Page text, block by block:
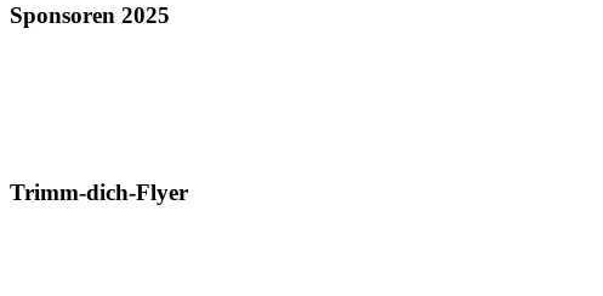
Sponsoren 2025
Trimm-dich-Flyer